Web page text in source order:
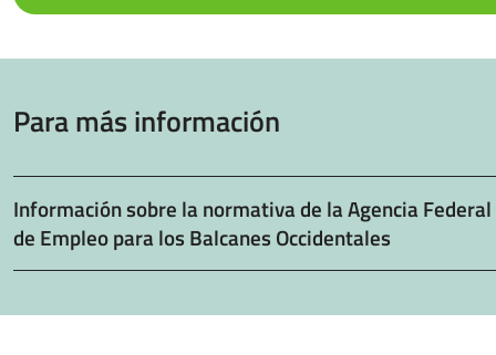
Para más información
Información sobre la normativa de la Agencia Federal
de Empleo para los Balcanes Occidentales